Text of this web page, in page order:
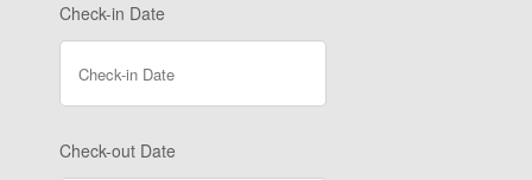
Check-in Date
Check-out Date